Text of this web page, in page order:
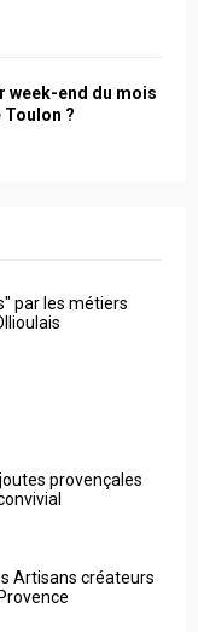
week-end du mois
Toulon ?
par les métiers
provençales
Artisans créateurs